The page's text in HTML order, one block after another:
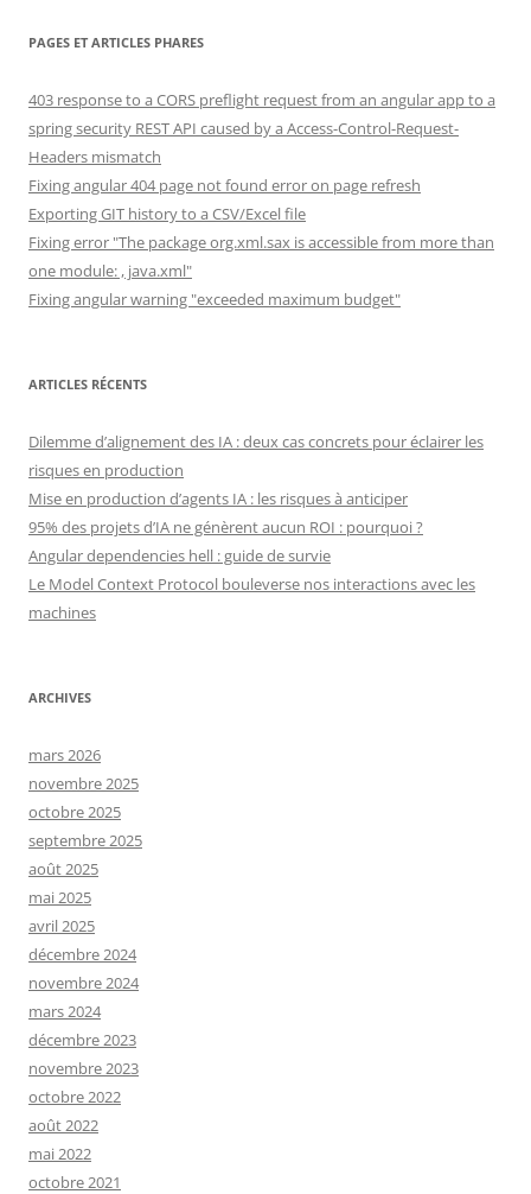
PAGES ET ARTICLES PHARES
403 response to a CORS preflight request from an angular app to a
spring security REST API caused by a Access-Control-Request-
Headers mismatch
Fixing angular 404 page not found error on page refresh
Exporting GIT history to a CSV/Excel file
Fixing error "The package org.xml.sax is accessible from more than
one module: , java.xml"
Fixing angular warning "exceeded maximum budget"
ARTICLES RÉCENTS
Dilemme d’alignement des IA : deux cas concrets pour éclairer les
risques en production
Mise en production d’agents IA : les risques à anticiper
95% des projets d’IA ne génèrent aucun ROI : pourquoi ?
Angular dependencies hell : guide de survie
Le Model Context Protocol bouleverse nos interactions avec les
machines
ARCHIVES
mars 2026
novembre 2025
octobre 2025
septembre 2025
août 2025
mai 2025
avril 2025
décembre 2024
novembre 2024
mars 2024
décembre 2023
novembre 2023
octobre 2022
août 2022
mai 2022
octobre 2021